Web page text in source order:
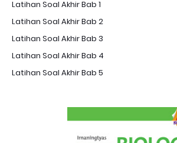
Latihan Soal Akhir Bab 1
Latihan Soal Akhir Bab 2
Latihan Soal Akhir Bab 3
Latihan Soal Akhir Bab 4
Latihan Soal Akhir Bab 5